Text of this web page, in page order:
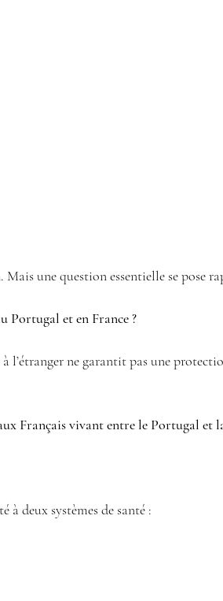
une question essentielle se pose
Portugal et en France ?
l’étranger ne garantit pas une
Français vivant entre le Portugal et
à deux systèmes de santé :